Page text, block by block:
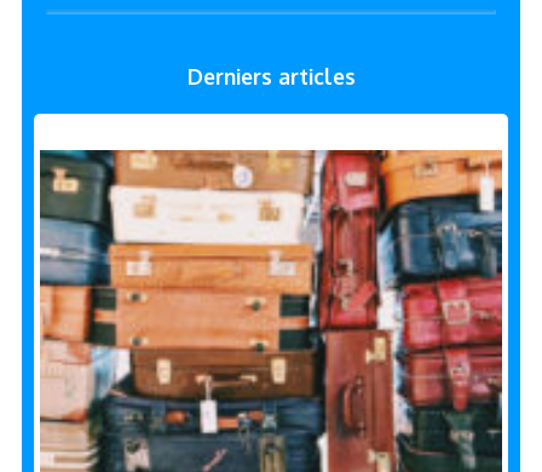
Derniers articles